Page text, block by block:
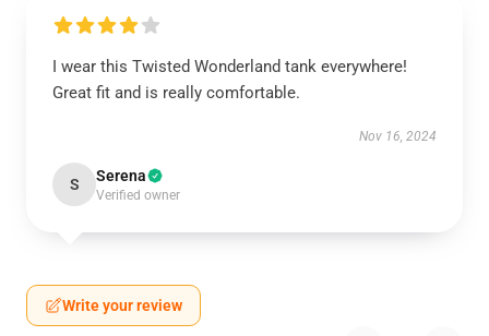
I wear this Twisted Wonderland tank everywhere!
Great fit and is really comfortable.
Nov 16, 2024
S Serena
Verified owner
Write your review